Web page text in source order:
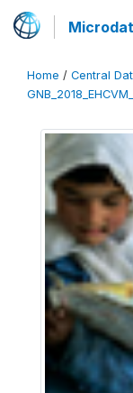
Home / Central